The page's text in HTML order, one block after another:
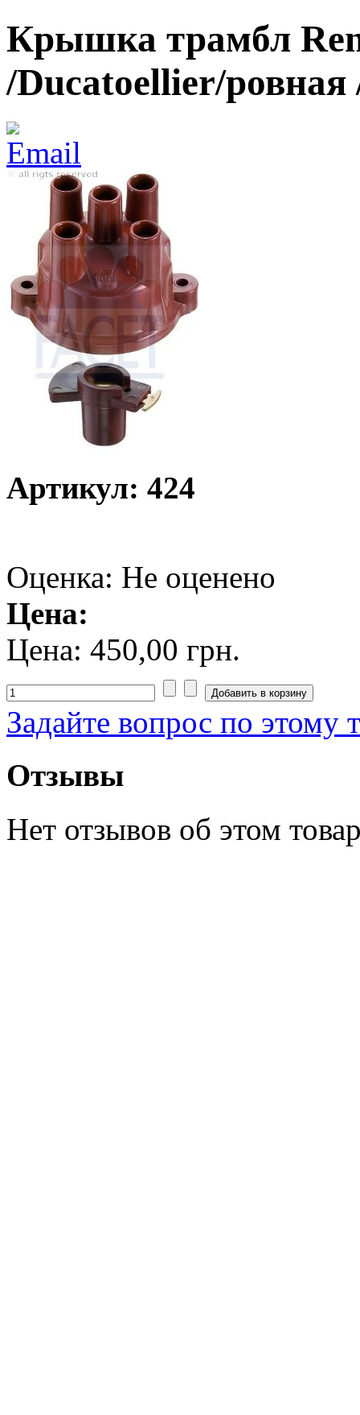
Крышка трамбл
/Ducatoellier/ровная
Артикул: 424
Оценка: Не оценено
Цена:
Цена: 450,00 грн.
Задайте вопрос по этому
Отзывы
Нет отзывов об этом